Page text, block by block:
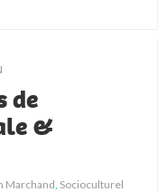
de
&
Marchand Socioculturel